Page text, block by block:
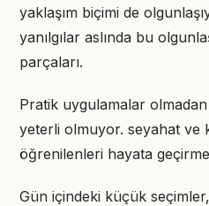
yaklaşım biçimi de
yanılgılar aslında bu
parçaları.
Pratik uygulamalar
yeterli olmuyor. seyahat ve
öğrenilenleri hayata
Gün içindeki küçük